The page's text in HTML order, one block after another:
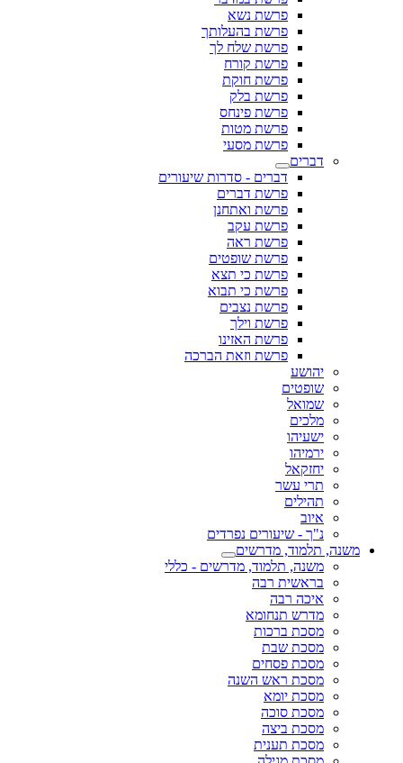
פרשת נשא
פרשת בהעלותך
פרשת שלח לך
פרשת קורח
פרשת חוקת
פרשת בלק
פרשת פינחס
פרשת מטות
פרשת מסעי
דברים
דברים - סדרות שיעורים
פרשת דברים
פרשת ואתחנן
פרשת עקב
פרשת ראה
פרשת שופטים
פרשת כי תצא
פרשת כי תבוא
פרשת נצבים
פרשת וילך
פרשת האזינו
פרשת וזאת הברכה
יהושע
שופטים
שמואל
מלכים
ישעיהו
ירמיהו
יחזקאל
תרי עשר
תהילים
איוב
נ"ך - שיעורים נפרדים
משנה, תלמוד, מדרשים
משנה, תלמוד, מדרשים - כללי
בראשית רבה
איכה רבה
מדרש תנחומא
מסכת ברכות
מסכת שבת
מסכת פסחים
מסכת ראש השנה
מסכת יומא
מסכת סוכה
מסכת ביצה
מסכת תענית